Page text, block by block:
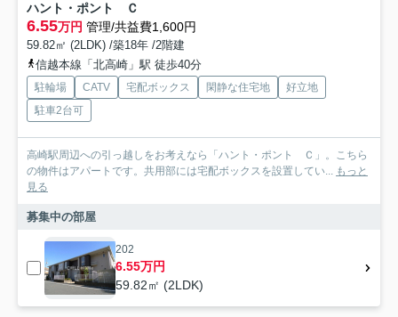
ハント・ポント Ｃ
6.55万円 管理/共益費1,600円
59.82㎡ (2LDK) /築18年 /2階建
信越本線「北高崎」駅 徒歩40分
駐輪場 CATV 宅配ボックス 閑静な住宅地
好立地
駐車2台可
高崎駅周辺への引っ越しをお考えなら「ハント・ポント Ｃ」。こちら
の物件はアパートです。共用部には宅配ボックスを設置してい... もっと
見る
募集中の部屋
202
6.55万円
59.82㎡ (2LDK)